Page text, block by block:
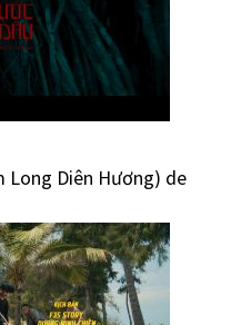
Long Diên Hương) de